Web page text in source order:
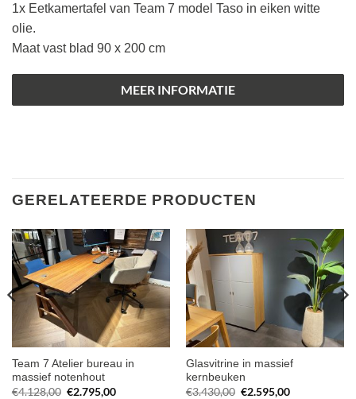
was:
is:
1x Eetkamertafel van Team 7 model Taso in eiken witte
olie.
Maat vast blad 90 x 200 cm
MEER INFORMATIE
GERELATEERDE PRODUCTEN
Team 7 Atelier bureau in
massief notenhout
€4.128,00 Oorspronkelijke
€2.795,00Huidige
Glasvitrine in massief
kernbeuken
€3.430,00 Oorspronkelijke
€2.595,00Huidige